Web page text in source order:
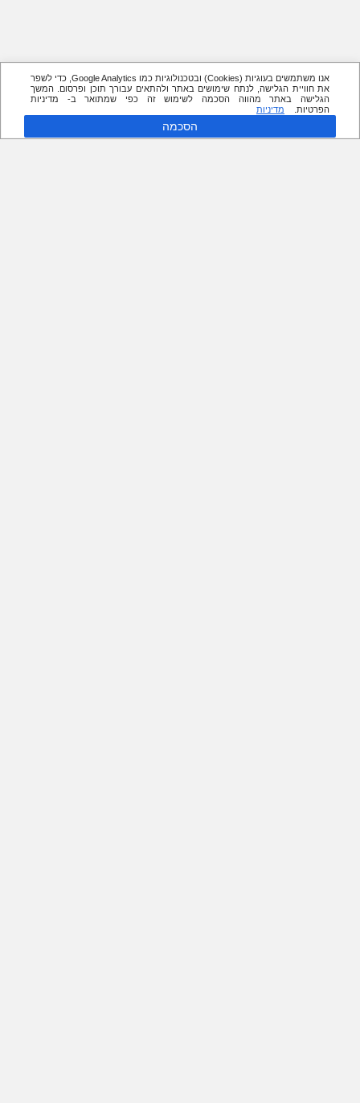
אנו משתמשים בעוגיות (Cookies) ובטכנולוגיות כמו Google Analytics, כדי לשפר
את חוויית הגלישה, לנתח שימושים באתר ולהתאים עבורך תוכן ופרסום. המשך
הגלישה באתר מהווה הסכמה לשימוש זה כפי שמתואר ב- מדיניות
הפרטיות.
מדיניות
הסכמה